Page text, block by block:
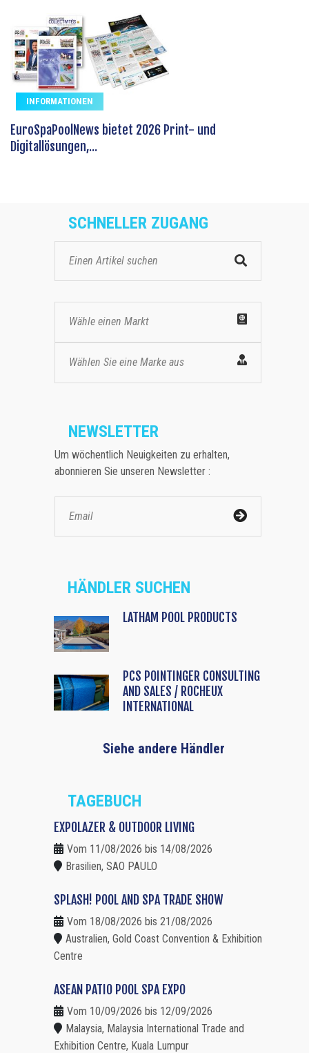
INFORMATIONEN
EuroSpaPoolNews bietet 2026 Print- und
Digitallösungen,...
SCHNELLER ZUGANG
Wähle einen Markt
Wählen Sie eine Marke aus
NEWSLETTER
Um wöchentlich Neuigkeiten zu erhalten,
abonnieren Sie unseren Newsletter :
HÄNDLER SUCHEN
LATHAM POOL PRODUCTS
PCS POINTINGER CONSULTING
AND SALES / ROCHEUX
INTERNATIONAL
Siehe andere Händler
TAGEBUCH
EXPOLAZER & OUTDOOR LIVING
Vom 11/08/2026 bis 14/08/2026
Brasilien, SAO PAULO
SPLASH! POOL AND SPA TRADE SHOW
Vom 18/08/2026 bis 21/08/2026
Australien, Gold Coast Convention & Exhibition
Centre
ASEAN PATIO POOL SPA EXPO
Vom 10/09/2026 bis 12/09/2026
Malaysia, Malaysia International Trade and
Exhibition Centre, Kuala Lumpur